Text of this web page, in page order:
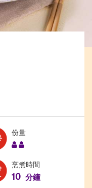
份量Serves:
烹煮時間
10 分鐘